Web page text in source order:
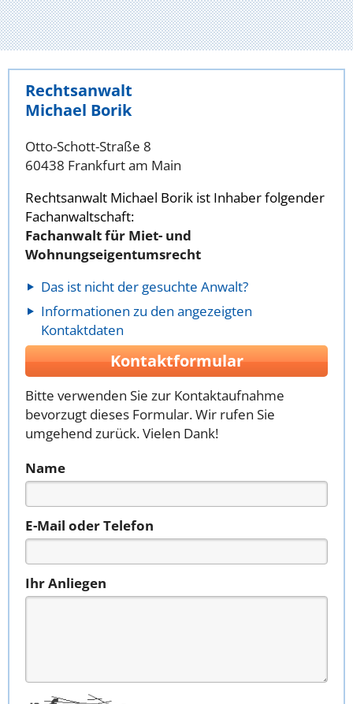
Rechtsanwalt
Michael Borik
Otto-Schott-Straße 8
60438 Frankfurt am Main
Rechtsanwalt Michael Borik ist Inhaber folgender
Fachanwaltschaft:
Fachanwalt für Miet- und
Wohnungseigentumsrecht
Das ist nicht der gesuchte Anwalt?
Informationen zu den angezeigten
Kontaktdaten
Kontaktformular
Bitte verwenden Sie zur Kontaktaufnahme
bevorzugt dieses Formular. Wir rufen Sie
umgehend zurück. Vielen Dank!
Name
E-Mail oder Telefon
Ihr Anliegen